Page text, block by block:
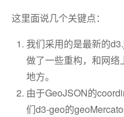
这里面说几个关键点：
我们采用的是最新的
做了一些重构，和网
地方。
由于GeoJSON的
们d3-geo的